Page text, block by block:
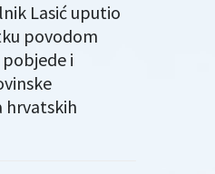
Lasić uputio
povodom
pobjede i
hrvatskih